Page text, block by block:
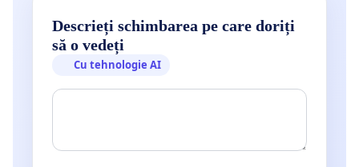
Descrieți schimbarea pe care doriți
să o vedeți
Cu tehnologie AI